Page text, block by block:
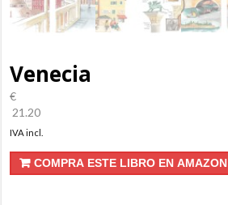
Venecia
€
21.20
IVA incl.
COMPRA ESTE LIBRO EN AMAZON